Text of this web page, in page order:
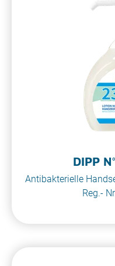
DIPP
Antibakterielle
Reg.-